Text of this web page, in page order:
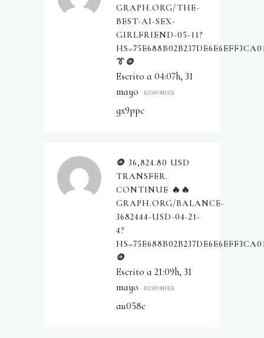
GRAPH.ORG/THE-
BEST-AI-SEX-
GIRLFRIEND-05-11?
👔🪙
Escrito a 04:07h, 31
mayo
RESPONDER
gx9ppc
🪙 36,824.80 USD
TRANSFER.
CONTINUE 🔥🔥
GRAPH.ORG/BALANCE-
3682444-USD-04-21-
4?
🪙
Escrito a 21:09h, 31
mayo
RESPONDER
au058c